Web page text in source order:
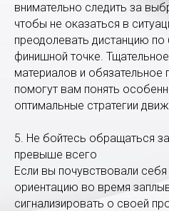
внимательно следить за
чтобы не оказаться в
преодолевать дистанцию
финишной точке.
материалов и
помогут вам понять
оптимальные стратегии
5. Не бойтесь обращаться
превыше всего
Если вы почувствовали себя
ориентацию во время
сигнализировать о своей